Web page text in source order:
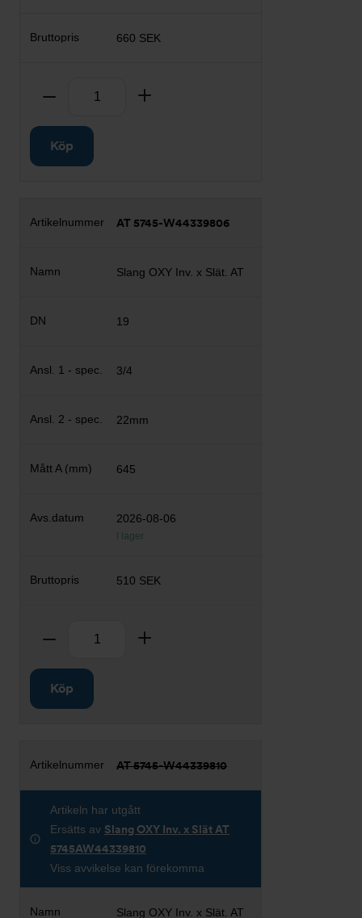
660 SEK
Ta bort
Köp
AT 5745-W44339806
Slang OXY Inv. x Slät. AT
19
3/4
22mm
645
2026-08-06
I lager
510 SEK
Ta bort
Köp
AT 5745-W44339810
Artikeln har utgått
Ersätts av Slang OXY Inv. x Slät AT
5745AW44339810
Viss avvikelse kan förekomma
Slang OXY Inv. x Slät. AT